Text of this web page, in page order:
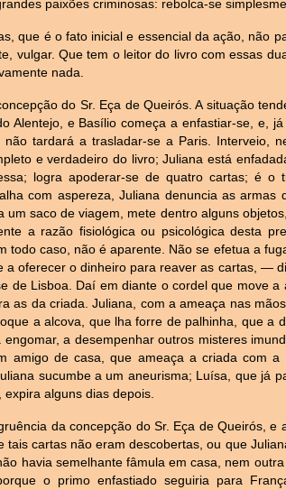
paixões criminosas: rebolca-se
que é o fato inicial e essencial da ação, não
vulgar. Que tem o leitor do livro com essas
nada.
do Sr. Eça de Queirós. A situação
Alentejo, e Basílio começa a enfastiar-se, e,
tardará a trasladar-se a Paris. Interveio,
e verdadeiro do livro; Juliana está
logra apoderar-se de quatro cartas; é o
com aspereza, Juliana denuncia as armas
saco de viagem, mete dentro alguns
a razão fisiológica ou psicológica desta
todo caso, não é aparente. Não se efetua a
a oferecer o dinheiro para reaver as cartas, —
de Lisboa. Daí em diante o cordel que move a
as da criada. Juliana, com a ameaça nas
a alcova, que lha forre de palhinha, que a
a desempenhar outros misteres
amigo de casa, que ameaça a criada com a
sucumbe a um aneurisma; Luísa, que já
alguns dias depois.
da concepção do Sr. Eça de Queirós, e
cartas não eram descobertas, ou que
havia semelhante fâmula em casa, nem
o primo enfastiado seguiria para